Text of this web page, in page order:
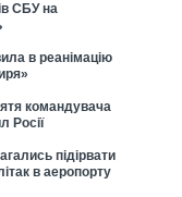
СБУ на
в реанімацію
командувача
Росії
підірвати
в аеропорту